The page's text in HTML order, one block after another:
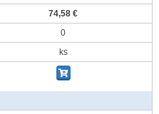
74,58 €
0
ks